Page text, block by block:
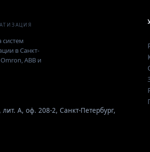
систем
в Санкт-
ABB и
лит. А, оф. 208-2, Санкт-Петербург,